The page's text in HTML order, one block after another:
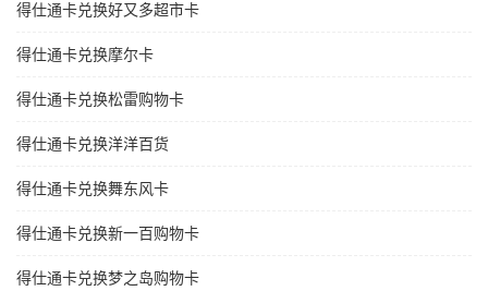
得仕通卡兑换好又多超市卡
得仕通卡兑换摩尔卡
得仕通卡兑换松雷购物卡
得仕通卡兑换洋洋百货
得仕通卡兑换舞东风卡
得仕通卡兑换新一百购物卡
得仕通卡兑换梦之岛购物卡